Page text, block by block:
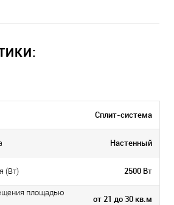
Сплит-система
Настенный
(Вт) 2500 Вт
площадью
от 21 до 30 кв.м